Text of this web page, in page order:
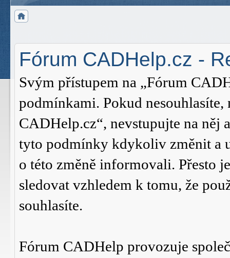
Fórum CADHelp.cz -
Svým přístupem na „Fórum
podmínkami. Pokud
CADHelp.cz“, nevstupujte na něj
tyto podmínky kdykoliv změnit a
o této změně informovali. Přesto
sledovat vzhledem k tomu, že
souhlasíte.
Fórum CADHelp provozuje